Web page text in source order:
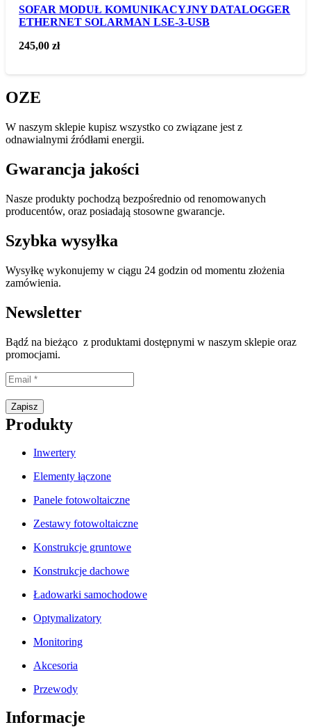
SOFAR MODUŁ KOMUNIKACYJNY DATALOGGER
ETHERNET SOLARMAN LSE-3-USB
245,00zł
OZE
W naszym sklepie kupisz wszystko co związane jest z
odnawialnymi źródłami energii.
Gwarancja jakości
Nasze produkty pochodzą bezpośrednio od renomowanych
producentów, oraz posiadają stosowne gwarancje.
Szybka wysyłka
Wysyłkę wykonujemy w ciągu 24 godzin od momentu złożenia
zamówienia.
Newsletter
Bądź na bieżąco z produktami dostępnymi w naszym sklepie oraz
promocjami.
Zapisz
Produkty
Inwertery
Elementy łączone
Panele fotowoltaiczne
Zestawy fotowoltaiczne
Konstrukcje gruntowe
Konstrukcje dachowe
Ładowarki samochodowe
Optymalizatory
Monitoring
Akcesoria
Przewody
Informacje